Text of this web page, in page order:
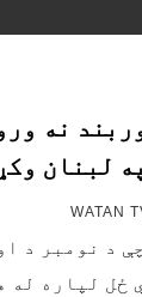
WATAN
د نومبر د
ځل لپاره له